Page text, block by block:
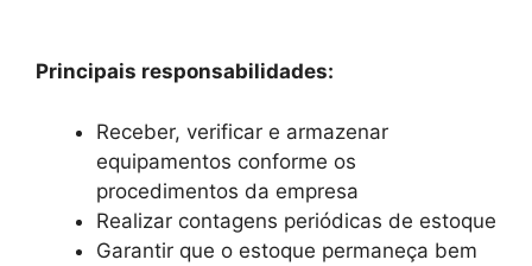
Principais responsabilidades:
Receber, verificar e armazenar
equipamentos conforme os
procedimentos da empresa
Realizar contagens periódicas de estoque
Garantir que o estoque permaneça bem